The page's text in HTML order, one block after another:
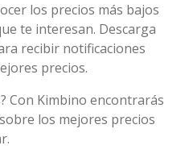
los precios más bajos
te interesan. Descarga
recibir notificaciones
precios.
Con Kimbino encontrarás
los mejores precios